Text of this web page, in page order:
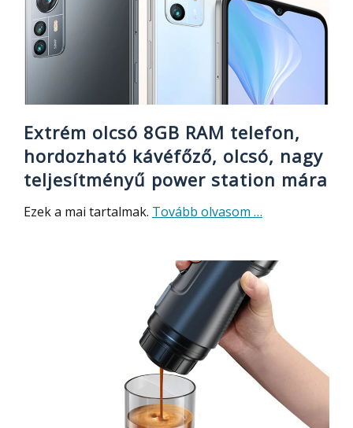
Extrém olcsó 8GB RAM telefon,
hordozható kávéfőző, olcsó, nagy
teljesítményű power station mára
Ezek a mai tartalmak. Tovább olvasom about
8GB
RAM
telefon,
hordozható
kávéfőző,
olcsó,
nagy
teljesítményű
power
station
…